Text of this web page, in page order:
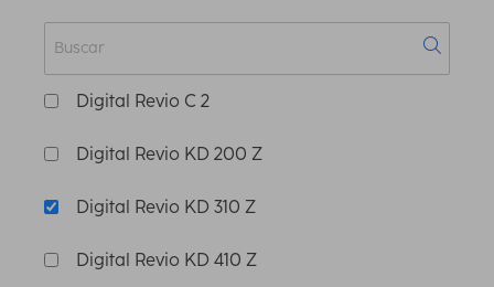
Digital Revio C 2
Digital Revio KD 200 Z
Digital Revio KD 310 Z
Digital Revio KD 410 Z